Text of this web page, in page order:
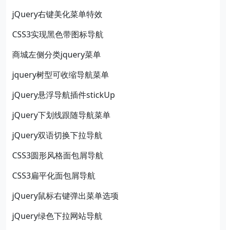
jQuery右键美化菜单特效
CSS3实现黑色带图标导航
商城左侧分类jquery菜单
jquery树型可收缩导航菜单
jQuery悬浮导航插件stickUp
jQuery下划线跟随导航菜单
jQuery双语切换下拉导航
CSS3圆形风格面包屑导航
CSS3扁平化面包屑导航
jQuery鼠标右键弹出菜单选项
jQuery绿色下拉网站导航